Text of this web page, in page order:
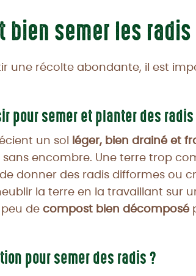
bien semer les radis
une récolte abondante, il est
pour semer et planter des
un sol léger, bien drainé et
sans encombre. Une terre trop
donner des radis difformes ou
la terre en la travaillant sur
de compost bien décomposé
pour semer des radis ?